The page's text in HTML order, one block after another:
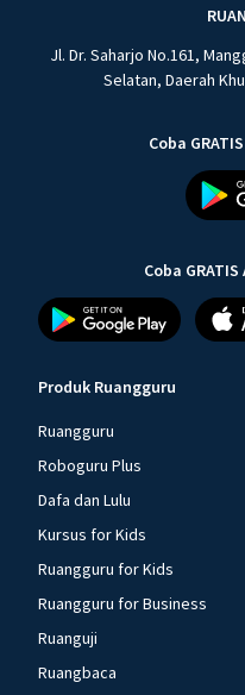
Jl. Dr. Saharjo No.161,
Selatan, Daerah
Coba
Coba
Produk Ruangguru
Ruangguru
Roboguru Plus
Dafa dan Lulu
Kursus for Kids
Ruangguru for Kids
Ruangguru for Business
Ruanguji
Ruangbaca